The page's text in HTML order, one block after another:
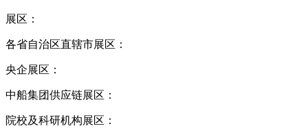
展区：
各省自治区直辖市展区：
央企展区：
中船集团供应链展区：
院校及科研机构展区：